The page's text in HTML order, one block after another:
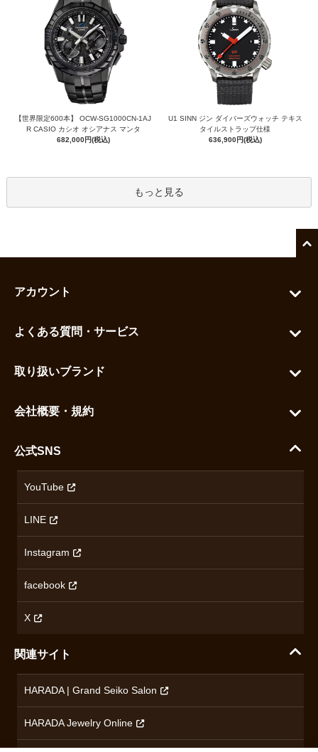
【世界限定600本】 OCW-SG1000CN-1AJ
R CASIO カシオ オシアナス マンタ
682,000円(税込)
U1 SINN ジン ダイバーズウォッチ テキス
タイルストラップ仕様
636,900円(税込)
もっと見る
アカウント
お気に入りを見る
よくある質問・サービス
ご利用ガイド
配送・送料について
取り扱いブランド
セイコー
カシオ
ミナセ
オリエントスター
オメガ
ロンジン
ブランド一覧を見る
会社概要・規約
沿革
プライバシーポリシー
コンテンツ制作ポリシーおよび生成AIの利用指針
公式SNS
YouTube
LINE
Instagram
facebook
X
関連サイト
HARADA | Grand Seiko Salon
HARADA Jewelry Online